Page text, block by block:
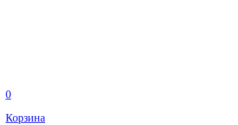
0
Корзина